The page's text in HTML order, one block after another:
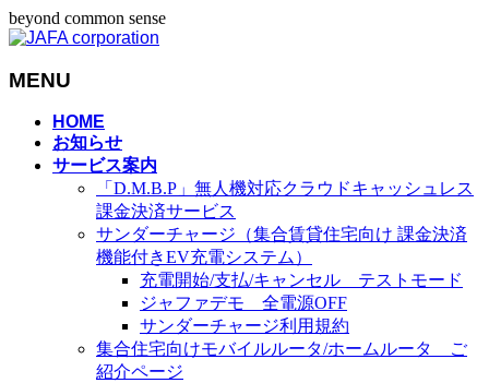
beyond common sense
MENU
HOME
お知らせ
サービス案内
「D.M.B.P」無人機対応クラウドキャッシュレス
課金決済サービス
サンダーチャージ（集合賃貸住宅向け 課金決済
機能付きEV充電システム）
充電開始/支払/キャンセル テストモード
ジャファデモ 全電源OFF
サンダーチャージ利用規約
集合住宅向けモバイルルータ/ホームルータ ご
紹介ページ